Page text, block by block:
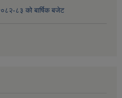
८३ को बार्षिक बजेट